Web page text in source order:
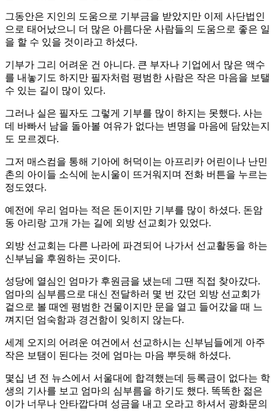
그동안은 지인의 도움으로 기부금을 받았지만 이제 사단법인
으로 태어났으니 더 많은 아름다운 사람들의 도움으로 좋은 일
을 할 수 있을 것이라고 하셨다.
기부가 그리 어려운 건 아니다. 큰 부자나 기업에서 많은 액수
를 내놓기도 하지만 필자처럼 평범한 사람은 작은 마음을 보탤
수 있는 길이 많이 있다.
그러나 실은 필자도 그렇게 기부를 많이 하지는 못했다. 사는
데 바빠서 남을 돌아볼 여유가 없다는 변명을 마음에 담았는지
도 모르겠다.
그저 매스컴을 통해 기아에 허덕이는 아프리카 어린이나 난민
촌의 아이들 소식에 눈시울이 뜨거워지며 전화 버튼을 누르는
정도였다.
예전에 우리 엄마는 적은 돈이지만 기부를 많이 하셨다. 돈암
동 아리랑 고개 가는 길에 외방 선교회가 있었다.
외방 선교회는 다른 나라에 파견되어 나가서 선교활동을 하는
신부님을 후원하는 곳이다.
성당에 열심인 엄마가 후원금을 냈는데 그땐 직접 찾아갔다.
엄마의 심부름으로 대신 전달하러 몇 번 갔던 외방 선교회가
겉으로 볼 때엔 평범한 건물이지만 문을 열고 들어갔을 때 느
껴지던 엄숙함과 경건함이 잊히지 않는다.
세계 오지의 어려운 여건에서 선교하시는 신부님들에게 아주
작은 보탬이 된다는 것에 엄마는 마음 뿌듯해 하셨다.
몇십 년 전 뉴스에서 서울대에 합격했는데 등록금이 없다는 학
생의 기사를 보고 엄마의 심부름을 하기도 했다. 똑똑한 젊은
이가 너무나 안타깝다며 성금을 내고 오라고 하셔서 광화문의